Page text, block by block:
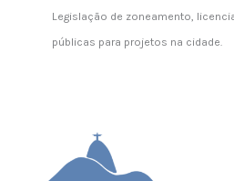
Legislação de zoneamento,
públicas para projetos na cidade.